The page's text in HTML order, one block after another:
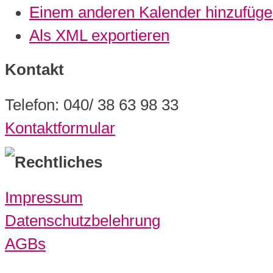
Einem anderen Kalender
Als XML exportieren
Kontakt
Telefon: 040/ 38 63 98 33
Kontaktformular
Rechtliches
Impressum
Datenschutzbelehrung
AGBs